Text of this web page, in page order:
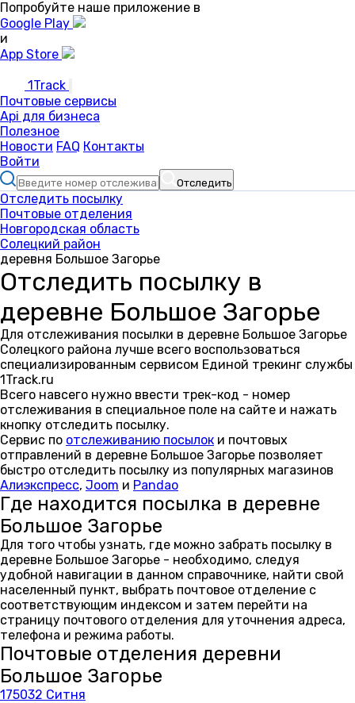
Попробуйте наше приложение в
Google Play
и
App Store
1Track
Почтовые сервисы
Api для бизнеса
Полезное
Новости FAQ Контакты
Войти
Отследить
Отследить посылку
Почтовые отделения
Новгородская область
Солецкий район
деревня Большое Загорье
Отследить посылку в
деревне Большое Загорье
Для отслеживания посылки в деревне Большое Загорье
Солецкого района лучше всего воспользоваться
специализированным сервисом Единой трекинг службы
1Track.ru
Всего навсего нужно ввести трек-код - номер
отслеживания в специальное поле на сайте и нажать
кнопку отследить посылку.
Сервис по отслеживанию посылок и почтовых
отправлений в деревне Большое Загорье позволяет
быстро отследить посылку из популярных магазинов
Алиэкспресс, Joom и Pandao
Где находится посылка в деревне
Большое Загорье
Для того чтобы узнать, где можно забрать посылку в
деревне Большое Загорье - необходимо, следуя
удобной навигации в данном справочнике, найти свой
населенный пункт, выбрать почтовое отделение с
соответствующим индексом и затем перейти на
страницу почтового отделения для уточнения адреса,
телефона и режима работы.
Почтовые отделения деревни
Большое Загорье
175032 Ситня